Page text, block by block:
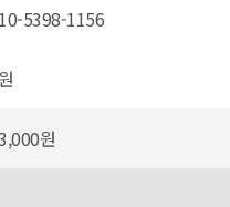
5398-1156
원